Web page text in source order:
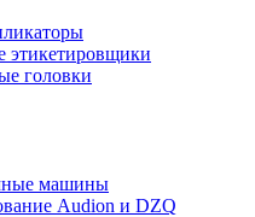
этикетировщики
головки
машины
Audion и DZQ